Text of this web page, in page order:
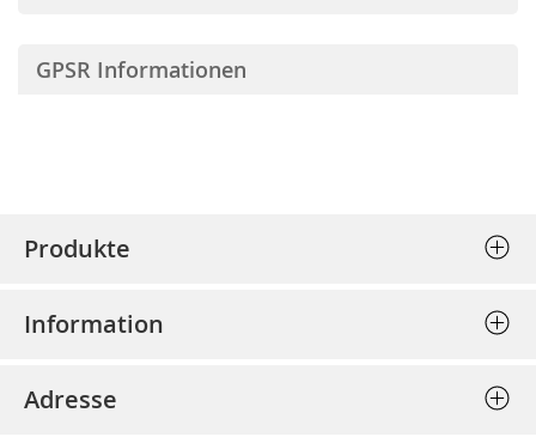
GPSR Informationen
Produkte
Textplatten einzeln
Prägepressen
Information
Datenschutz
Adresse